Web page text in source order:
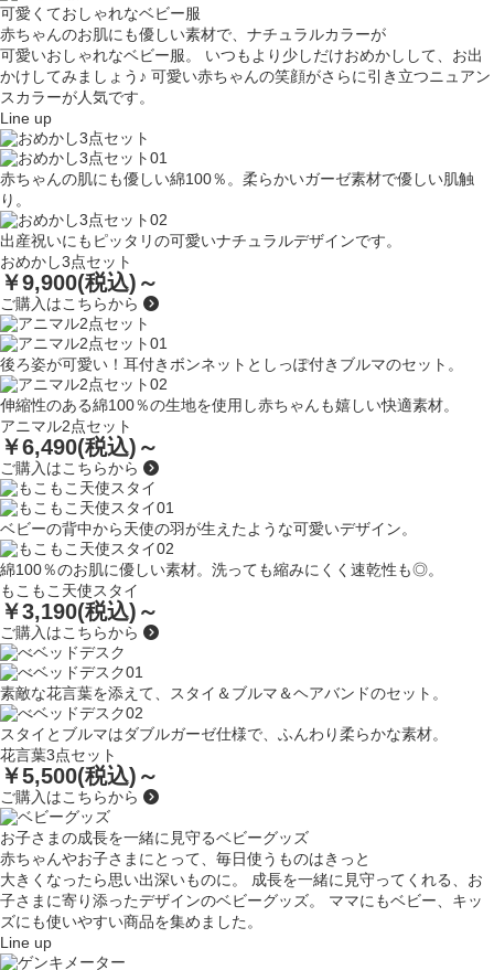
可愛くておしゃれなベビー服
赤ちゃんのお肌にも優しい素材で、ナチュラルカラーが
可愛いおしゃれなベビー服。
いつもより少しだけおめかしして、 お出
かけしてみましょう♪ 可愛い赤ちゃんの笑顔がさらに引き立つニュアン
スカラーが人気です。
Line up
赤ちゃんの肌にも優しい綿100％。柔らかいガーゼ素材で優しい肌触
り。
出産祝いにもピッタリの可愛いナチュラルデザインです。
おめかし3点セット
￥9,900(税込)～
ご購入はこちらから
後ろ姿が可愛い！耳付きボンネットとしっぽ付きブルマのセット。
伸縮性のある綿100％の生地を使用し赤ちゃんも嬉しい快適素材。
アニマル2点セット
￥6,490(税込)～
ご購入はこちらから
ベビーの背中から天使の羽が生えたような可愛いデザイン。
綿100％のお肌に優しい素材。洗っても縮みにくく速乾性も◎。
もこもこ天使スタイ
￥3,190(税込)～
ご購入はこちらから
素敵な花言葉を添えて、スタイ＆ブルマ＆ヘアバンドのセット。
スタイとブルマはダブルガーゼ仕様で、ふんわり柔らかな素材。
花言葉3点セット
￥5,500(税込)～
ご購入はこちらから
お子さまの成長を一緒に見守るベビーグッズ
赤ちゃんやお子さまにとって、毎日使うものはきっと
大きくなったら思い出深いものに。
成長を一緒に見守ってくれる、お
子さまに寄り添ったデザインのベビーグッズ。
ママにもベビー、キッ
ズにも使いやすい商品を集めました。
Line up